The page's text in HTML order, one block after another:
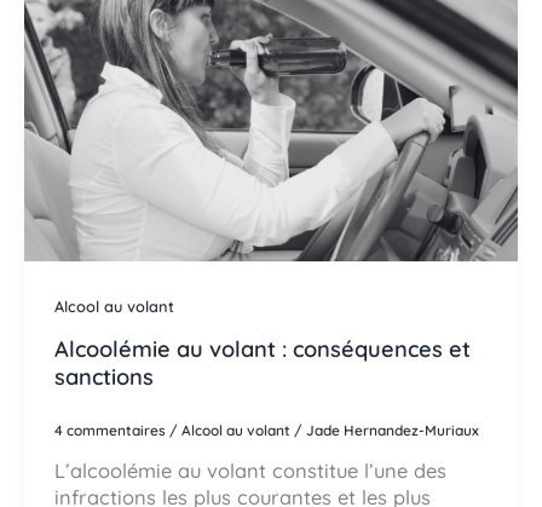
Alcool au volant
Alcoolémie au volant : conséquences et
sanctions
4 commentaires / Alcool au volant / Jade Hernandez-Muriaux
L’alcoolémie au volant constitue l’une des
infractions les plus courantes et les plus